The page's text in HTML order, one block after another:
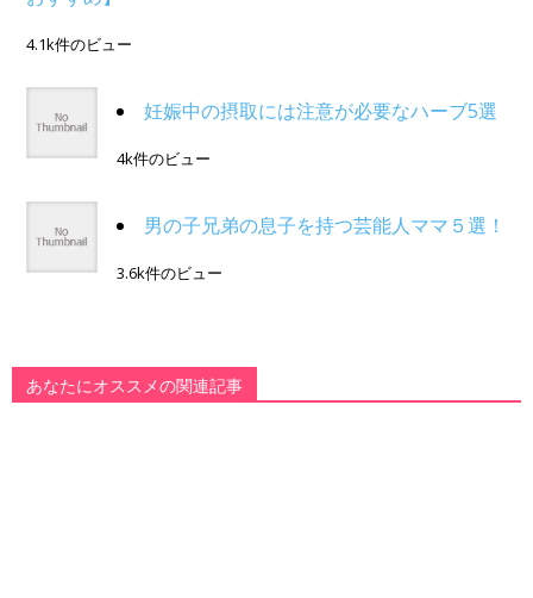
4.1k件のビュー
妊娠中の摂取には注意が必要なハーブ5選
4k件のビュー
男の子兄弟の息子を持つ芸能人ママ５選！
3.6k件のビュー
あなたにオススメの関連記事